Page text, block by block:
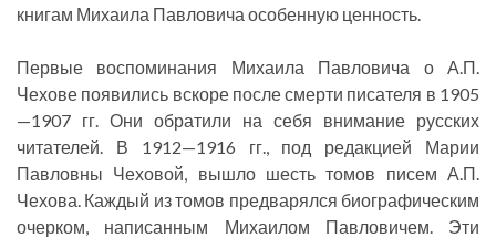
книгам Михаила Павловича особенную ценность.
Первые воспоминания Михаила Павловича о А.П.
Чехове появились вскоре после смерти писателя в 1905
—1907 гг. Они обратили на себя внимание русских
читателей. В 1912—1916 гг., под редакцией Марии
Павловны Чеховой, вышло шесть томов писем А.П.
Чехова. Каждый из томов предварялся биографическим
очерком, написанным Михаилом Павловичем. Эти